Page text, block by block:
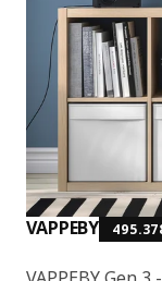
VAPPEBY